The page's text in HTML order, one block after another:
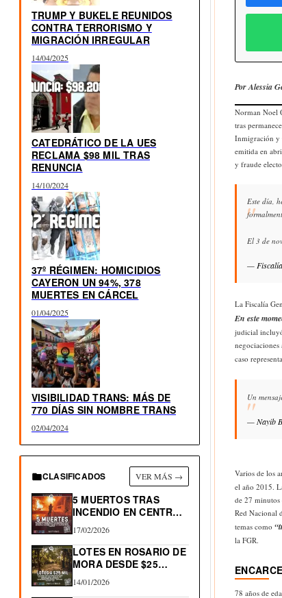
TRUMP Y BUKELE REUNIDOS
CONTRA TERRORISMO Y
MIGRACIÓN IRREGULAR
14/04/2025
CATEDRÁTICO DE LA UES
RECLAMA $98 MIL TRAS
RENUNCIA
14/10/2024
37º RÉGIMEN: HOMICIDIOS
CAYERON UN 94%, 378
MUERTES EN CÁRCEL
01/04/2025
VISIBILIDAD TRANS: MÁS DE
770 DÍAS SIN NOMBRE TRANS
02/04/2024
CLASIFICADOS VER MÁS →
5 MUERTOS TRAS
INCENDIO EN CENTRO
HISTÓRICO…
17/02/2026
LOTES EN ROSARIO DE
MORA DESDE $25…
14/01/2026
Por Alessia
Norman Noel
tras
Inmigración y
emitida en
y fraude
Este día,
El 3 de
— Fiscalía
La Fiscalía
En este
judicial
caso representa
Un
— Nayib
Varios de los
el año 2015.
de 27 minutos
Red Nacional
temas como
la FGR.
78 años de